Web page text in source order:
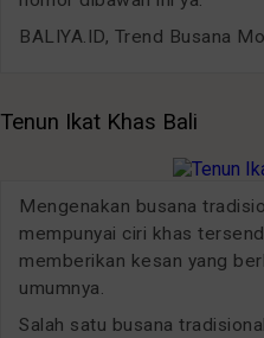
BALIYA.ID, Trend Busana
Tenun Ikat Khas Bali
Mengenakan busana
mempunyai ciri khas
memberikan kesan yang
umumnya.
Salah satu busana